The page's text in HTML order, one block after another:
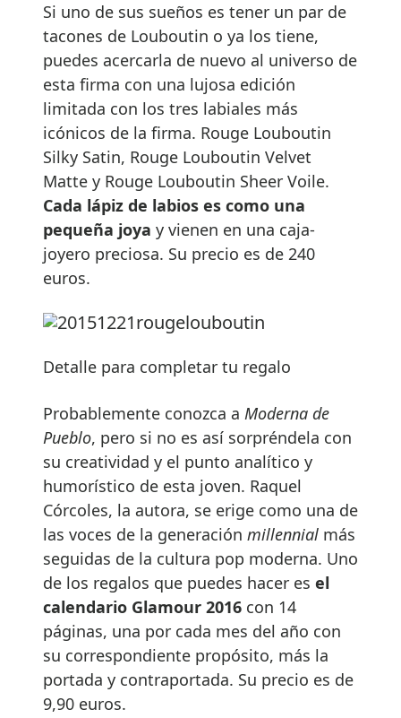
Si uno de sus sueños es tener un par de
tacones de Louboutin o ya los tiene,
puedes acercarla de nuevo al universo de
esta firma con una lujosa edición
limitada con los tres labiales más
icónicos de la firma. Rouge Louboutin
Silky Satin, Rouge Louboutin Velvet
Matte y Rouge Louboutin Sheer Voile.
Cada lápiz de labios es como una
pequeña joya y vienen en una caja-
joyero preciosa. Su precio es de 240
euros.
Detalle para completar tu regalo
Probablemente conozca a Moderna de
Pueblo, pero si no es así sorpréndela con
su creatividad y el punto analítico y
humorístico de esta joven. Raquel
Córcoles, la autora, se erige como una de
las voces de la generación millennial más
seguidas de la cultura pop moderna. Uno
de los regalos que puedes hacer es el
calendario Glamour 2016 con 14
páginas, una por cada mes del año con
su correspondiente propósito, más la
portada y contraportada. Su precio es de
9,90 euros.